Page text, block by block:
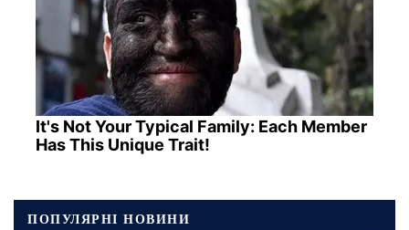
It's Not Your Typical Family: Each Member
Has This Unique Trait!
ПОПУЛЯРНІ НОВИНИ